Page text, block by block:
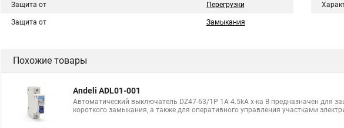
Защита от Перегрузки
Защита от Замыкания
Похожие товары
Andeli ADL01-001
Автоматический выключатель DZ47-63/1P 1A 4.5kA х-ка B предназначен для
короткого замыкания, а также для оперативного управления участками